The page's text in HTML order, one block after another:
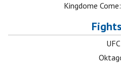
Kingdome
UFC